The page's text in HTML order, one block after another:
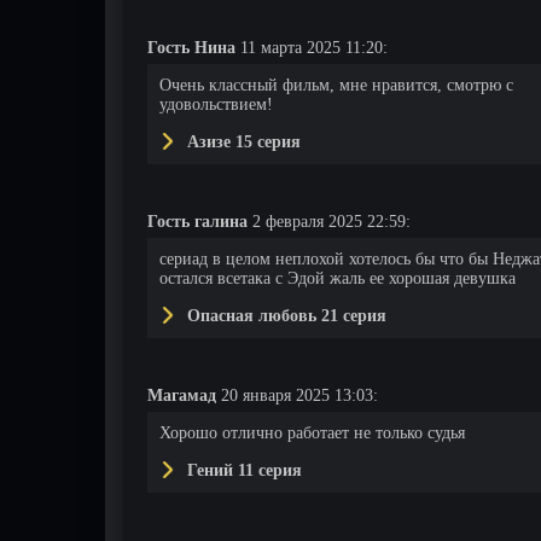
Гость Нина 11 марта 2025 11:20:
Очень классный фильм, мне нравится, смотрю с
удовольствием!
Азизе 15 серия
Гость галина 2 февраля 2025 22:59:
сериад в целом неплохой хотелось бы что бы
остался всетака с Эдой жаль ее хорошая девушка
Опасная любовь 21 серия
Магамад 20 января 2025 13:03:
Хорошо отлично работает не только судья
Гений 11 серия